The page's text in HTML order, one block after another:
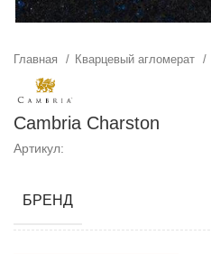
Главная Кварцевый агломерат
Cambria Charston
Артикул:
БРЕНД